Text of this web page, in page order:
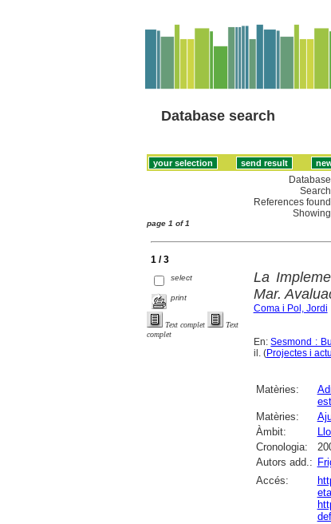
Database search
References
page 1 of 1
1 / 3
select
print
Text complet
Text
complet
La
Mar.
Coma i Pol, Jordi
En:Sesmond :
il. (Projectes i
Matèries:
Matèries:
Àmbit:
Cronologia:
Autors add.:
Accés: